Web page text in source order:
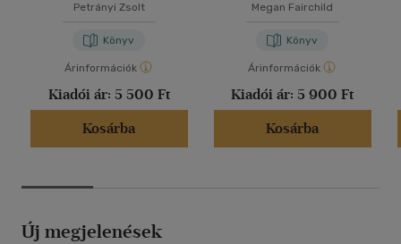
Petrányi Zsolt
Könyv
Árinformációk
Kiadói ár: 5 500 Ft
Kosárba
Megan Fairchild
Könyv
Árinformációk
Kiadói ár: 5 900 Ft
Kosárba
Új megjelenések